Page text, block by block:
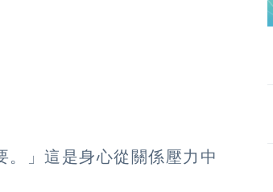
。」這是身心從關係壓力中